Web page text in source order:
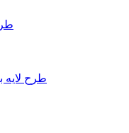
طرح لایه